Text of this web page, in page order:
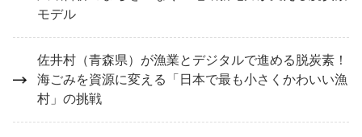
モデル
佐井村（青森県）が漁業とデジタルで進める脱炭素！
海ごみを資源に変える「日本で最も小さくかわいい漁
村」の挑戦